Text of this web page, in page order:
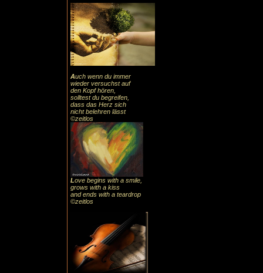
Auch wenn du immer
wieder versuchst auf
den Kopf hören,
solltest du begreifen,
dass das Herz sich
nicht belehren lässt
©zeitlos
Love begins with a smile,
grows with a kiss
and ends with a teardrop
©zeitlos